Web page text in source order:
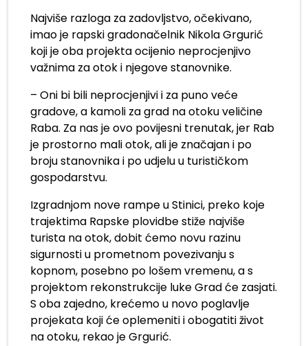
Najviše razloga za zadovljstvo, očekivano,
imao je rapski gradonačelnik Nikola Grgurić
koji je oba projekta ocijenio neprocjenjivo
važnima za otok i njegove stanovnike.
– Oni bi bili neprocjenjivi i za puno veće
gradove, a kamoli za grad na otoku veličine
Raba. Za nas je ovo povijesni trenutak, jer Rab
je prostorno mali otok, ali je značajan i po
broju stanovnika i po udjelu u turističkom
gospodarstvu.
Izgradnjom nove rampe u Stinici, preko koje
trajektima Rapske plovidbe stiže najviše
turista na otok, dobit ćemo novu razinu
sigurnosti u prometnom povezivanju s
kopnom, posebno po lošem vremenu, a s
projektom rekonstrukcije luke Grad će zasjati.
S oba zajedno, krećemo u novo poglavlje
projekata koji će oplemeniti i obogatiti život
na otoku, rekao je Grgurić.